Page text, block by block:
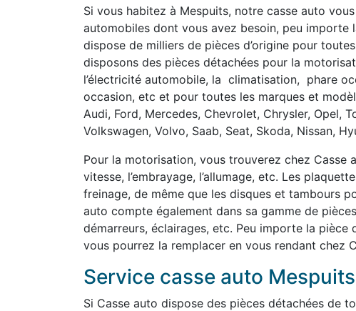
Si vous habitez à Mespuits, notre casse auto
automobiles dont vous avez besoin, peu
dispose de milliers de pièces d’origine pour
disposons des pièces détachées pour la
l’électricité automobile, la climatisation, phare
occasion, etc et pour toutes les marques et
Audi, Ford, Mercedes, Chevrolet, Chrysler, Opel,
Volkswagen, Volvo, Saab, Seat, Skoda, Nissan,
Pour la motorisation, vous trouverez chez
vitesse, l’embrayage, l’allumage, etc. Les
freinage, de même que les disques et tambours
auto compte également dans sa gamme de
démarreurs, éclairages, etc. Peu importe la
vous pourrez la remplacer en vous rendant chez
Service casse auto
Si Casse auto dispose des pièces détachées de